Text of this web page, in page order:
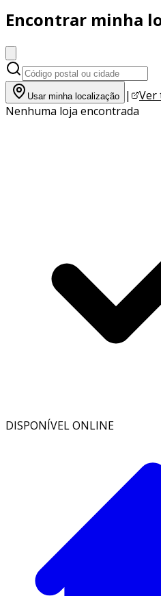
Encontrar minha
Usar minha localização |
Ver
Nenhuma loja encontrada
DISPONÍVEL ONLINE